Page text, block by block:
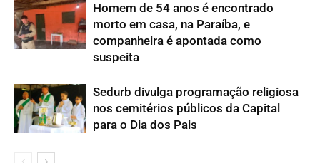
Homem de 54 anos é encontrado
morto em casa, na Paraíba, e
companheira é apontada como
suspeita
Sedurb divulga programação religiosa
nos cemitérios públicos da Capital
para o Dia dos Pais